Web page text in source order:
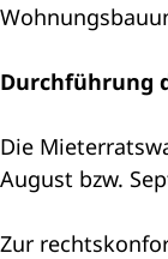
Durchführung
Die
August bzw.
Zur